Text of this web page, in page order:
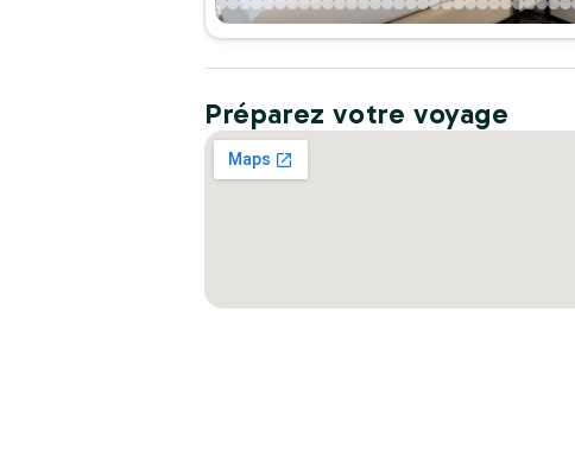
Préparez votre voyage